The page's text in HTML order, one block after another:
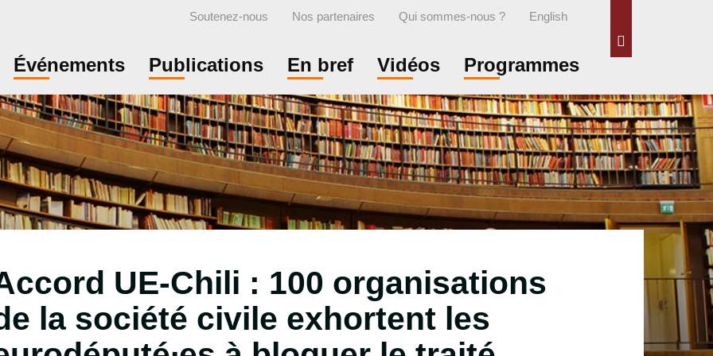
Soutenez-nous Nos partenaires Qui sommes-nous ? English
Événements Publications En bref Vidéos Programmes
UE-Chili : 100 organisations
la société civile exhortent les